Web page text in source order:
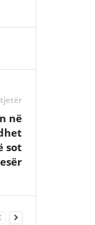
në
sot